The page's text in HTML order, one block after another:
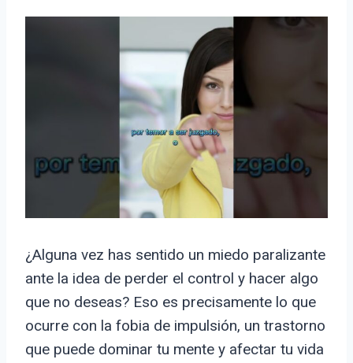
¿Alguna vez has sentido un miedo paralizante
ante la idea de perder el control y hacer algo
que no deseas? Eso es precisamente lo que
ocurre con la fobia de impulsión, un trastorno
que puede dominar tu mente y afectar tu vida